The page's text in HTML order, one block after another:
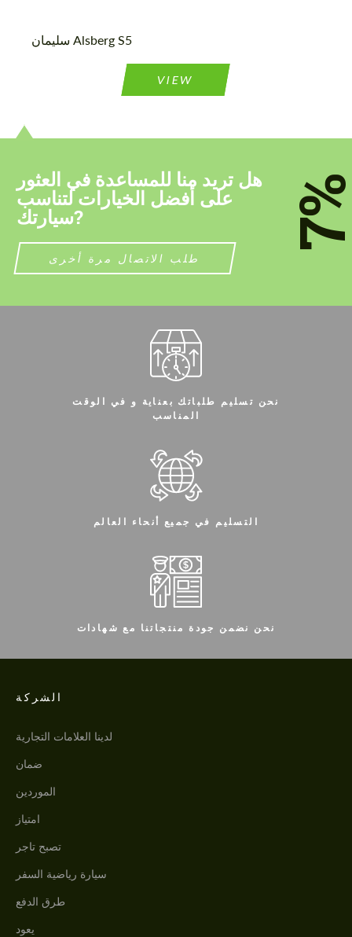
سليمان Alsberg S5
VIEW
هل تريد منا للمساعدة في العثور
على أفضل الخيارات لتناسب
سيارتك?
طلب الاتصال مرة أخرى
نحن تسليم طلباتك بعناية و في الوقت
المناسب
التسليم في جميع أنحاء العالم
نحن نضمن جودة منتجاتنا مع شهادات
الشركة
لدينا العلامات التجارية
ضمان
الموردين
امتياز
تصبح تاجر
سيارة رياضية السفر
طرق الدفع
يعود
الاتصال بي
نحن نتكلم لغتك
الاتصال بي
نحن نتكلم لغتك